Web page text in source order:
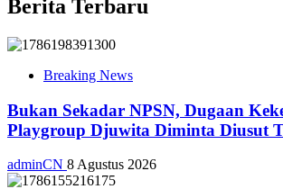
Berita Terbaru
Breaking News
Bukan Sekadar NPSN, Dugaan
Playgroup Djuwita Diminta Diusut
adminCN 8 Agustus 2026